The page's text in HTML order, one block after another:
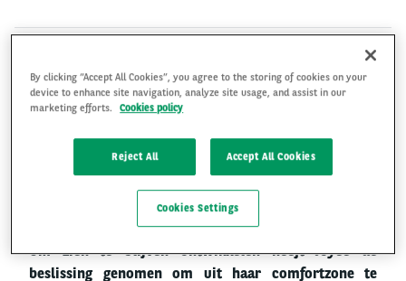
"Een nieuwe functie
betekent buiten mijn
comfortzone treden, wat
mij helpt om te blijven
ontwikkelen."
Om zich te blijven ontwikkelen heeft Joyce de
beslissing genomen om uit haar comfortzone te
By clicking “Accept All Cookies”, you agree to the storing of cookies on your
device to enhance site navigation, analyze site usage, and assist in our
marketing efforts.
Cookies policy
Reject All Accept All Cookies
Cookies Settings